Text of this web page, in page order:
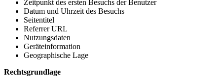
Zeitpunkt des ersten Besuchs der Benutzer
Datum und Uhrzeit des Besuchs
Seitentitel
Referrer URL
Nutzungsdaten
Geräteinformation
Geographische Lage
Rechtsgrundlage